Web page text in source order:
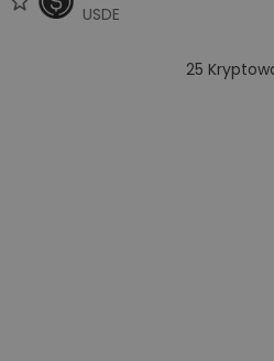
USDE
25